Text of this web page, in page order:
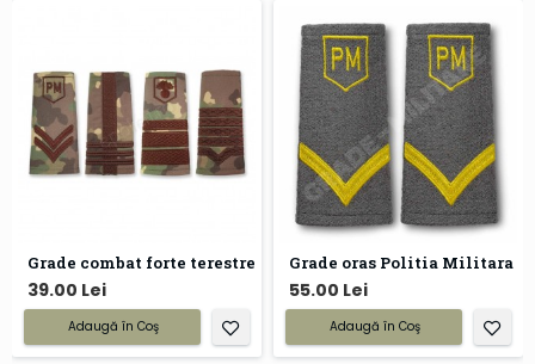
Grade combat forte terestre
39.00 Lei
Adaugă în Coş
Grade oras Politia Militara
55.00 Lei
Adaugă în Coş